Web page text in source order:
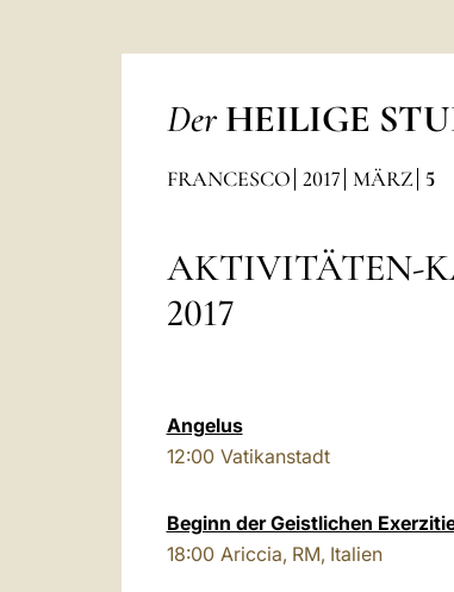
Der HEILIGE
FRANCESCO 2017 MÄRZ 5
AKTIVITÄTEN-
2017
Angelus
12:00 Vatikanstadt
Beginn der Geistlichen
18:00 Ariccia, RM, Italien